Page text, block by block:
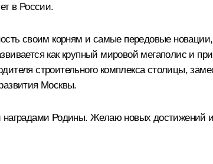
в России.
своим корням и самые передовые
как крупный мировой мегаполис и
строительного комплекса столицы,
Москвы.
Родины. Желаю новых достижений